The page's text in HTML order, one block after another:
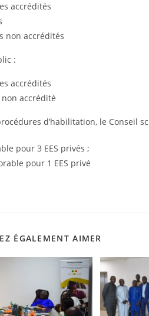
accrédités
non accrédités
:
accrédités
accrédité
d’habilitation, le Conseil
pour 3 EES privés ;
pour 1 EES privé
ÉGALEMENT AIMER